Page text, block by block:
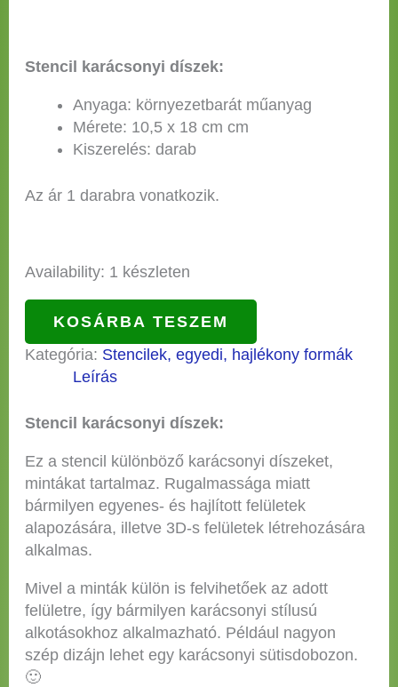
Stencil karácsonyi díszek:
Anyaga: környezetbarát műanyag
Mérete: 10,5 x 18 cm cm
Kiszerelés: darab
Az ár 1 darabra vonatkozik.
Availability: 1 készleten
KOSÁRBA TESZEM
Kategória: Stencilek, egyedi, hajlékony formák
Leírás
Stencil karácsonyi díszek:
Ez a stencil különböző karácsonyi díszeket,
mintákat tartalmaz. Rugalmassága miatt
bármilyen egyenes- és hajlított felületek
alapozására, illetve 3D-s felületek létrehozására
alkalmas.
Mivel a minták külön is felvihetőek az adott
felületre, így bármilyen karácsonyi stílusú
alkotásokhoz alkalmazható. Például nagyon
szép dizájn lehet egy karácsonyi sütisdobozon.
🙂